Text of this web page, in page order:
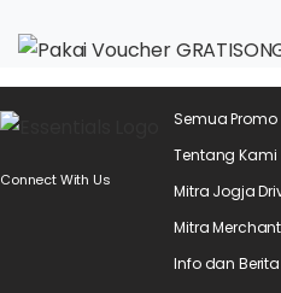
Connect With Us
Semua Promo
Tentang Kami
Mitra Jogja
Mitra Merchant
Info dan Berita